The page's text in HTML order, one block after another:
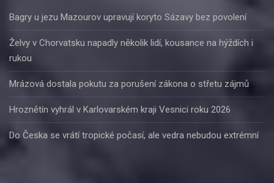
Bagry u jezu Mazourov upravují koryto Sázavy bez povolení
Želvy v Chorvatsku napadly několik lidí, kousance na hýždích i
rukou
Mrázová dostala pokutu za porušení zákona o střetu zájmů
Hroznětín vyhrál v Karlovarském kraji Vesnici roku 2026
Do Česka se vrátí tropické počasí, ale vedra nebudou extrémní